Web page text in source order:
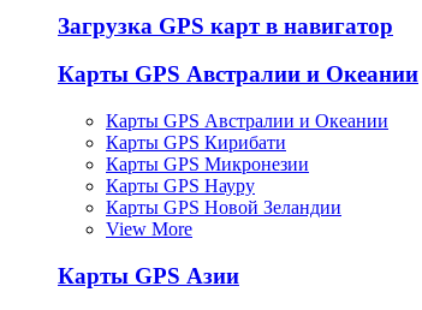
Загрузка GPS карт в навигатор
Карты GPS Австралии и Океании
Карты GPS Австралии и Океании
Карты GPS Кирибати
Карты GPS Микронезии
Карты GPS Науру
Карты GPS Новой Зеландии
View More
Карты GPS Азии